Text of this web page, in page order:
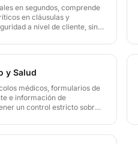
en segundos, comprende
en cláusulas y
a nivel de cliente, sin
y Salud
médicos, formularios de
e información de
un control estricto sobre
la documentación